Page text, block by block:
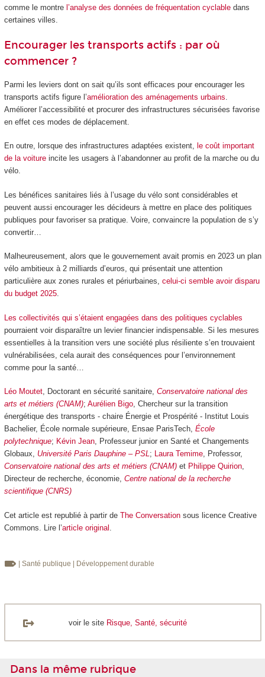
comme le montre l’analyse des données de fréquentation cyclabledans
certaines villes.
Encourager les transports actifs : par où
commencer ?
Parmi les leviers dont on sait qu’ils sont efficaces pour encourager les
transports actifs figure l’amélioration des aménagements urbains
Améliorer l’accessibilité et procurer des infrastructures sécurisées favorise
en effet ces modes de déplacement.
En outre, lorsque des infrastructures adaptées existent, le coût important
de la voitureincite les usagers à l’abandonner au profit de la marche ou du
vélo.
Les bénéfices sanitaires liés à l’usage du vélo sont considérables et
peuvent aussi encourager les décideurs à mettre en place des politiques
publiques pour favoriser sa pratique. Voire, convaincre la population de s’y
convertir…
Malheureusement, alors que le gouvernement avait promis en 2023 un plan
vélo ambitieux à 2 milliards d’euros, qui présentait une attention
particulière aux zones rurales et périurbaines, celui-ci semble avoir disparu
du budget 2025.
Les collectivités qui s’étaient engagées dans des politiques cyclables
pourraient voir disparaître un levier financier indispensable. Si les mesures
essentielles à la transition vers une société plus résiliente s’en trouvaient
vulnérabilisées, cela aurait des conséquences pour l’environnement
comme pour la santé…
Léo Moutet, Doctorant en sécurité sanitaire, Conservatoire national des
arts et métiers (CNAM); Aurélien Bigo, Chercheur sur la transition
énergétique des transports - chaire Énergie et Prospérité - Institut Louis
Bachelier, École normale supérieure, Ensae ParisTech, École
polytechnique; Kévin Jean, Professeur junior en Santé et Changements
Globaux, Université Paris Dauphine – PSL; Laura Temime, Professor,
Conservatoire national des arts et métiers (CNAM)et Philippe Quirion,
Directeur de recherche, économie, Centre national de la recherche
scientifique (CNRS)
Cet article est republié à partir de The Conversationsous licence Creative
Commons. Lire l’article original
| Santé publique | Développement durable
voir le site Risque, Santé, sécurité
Dans la même rubrique